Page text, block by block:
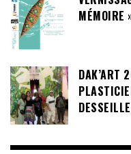
MÉMOIRE
DAK’ART